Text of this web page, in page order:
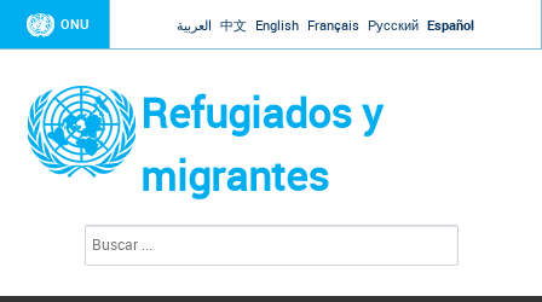
Jump to navigation
ONU العربية 中文 English Français Русский Español
Refugiados y
migrantes
s